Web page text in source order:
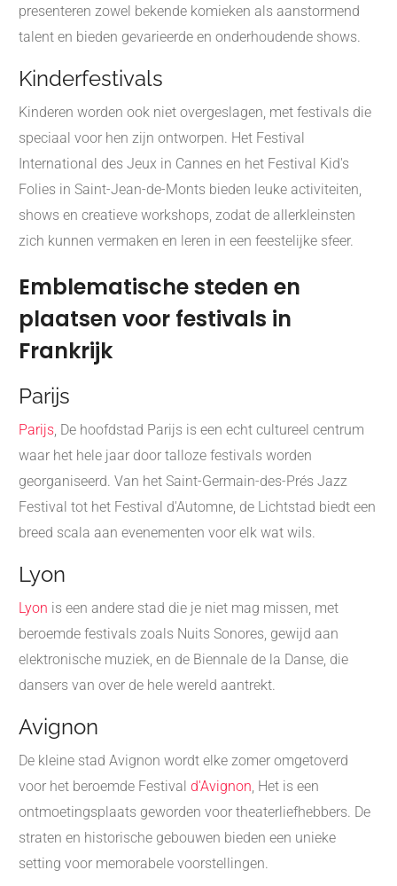
presenteren zowel bekende komieken als aanstormend
talent en bieden gevarieerde en onderhoudende shows.
Kinderfestivals
Kinderen worden ook niet overgeslagen, met festivals die
speciaal voor hen zijn ontworpen. Het Festival
International des Jeux in Cannes en het Festival Kid's
Folies in Saint-Jean-de-Monts bieden leuke activiteiten,
shows en creatieve workshops, zodat de allerkleinsten
zich kunnen vermaken en leren in een feestelijke sfeer.
Emblematische steden en
plaatsen voor festivals in
Frankrijk
Parijs
Parijs , De hoofdstad Parijs is een echt cultureel centrum
waar het hele jaar door talloze festivals worden
georganiseerd. Van het Saint-Germain-des-Prés Jazz
Festival tot het Festival d'Automne, de Lichtstad biedt een
breed scala aan evenementen voor elk wat wils.
Lyon
Lyon is een andere stad die je niet mag missen, met
beroemde festivals zoals Nuits Sonores, gewijd aan
elektronische muziek, en de Biennale de la Danse, die
dansers van over de hele wereld aantrekt.
Avignon
De kleine stad Avignon wordt elke zomer omgetoverd
voor het beroemde Festival d'Avignon , Het is een
ontmoetingsplaats geworden voor theaterliefhebbers. De
straten en historische gebouwen bieden een unieke
setting voor memorabele voorstellingen.